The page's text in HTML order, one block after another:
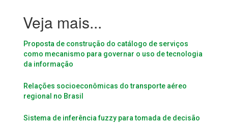
Proposta de construção do catálogo de serviços
como mecanismo para governar o uso de tecnologia
da informação
Relações socioeconômicas do transporte aéreo
regional no Brasil
Sistema de inferência fuzzy para tomada de decisão